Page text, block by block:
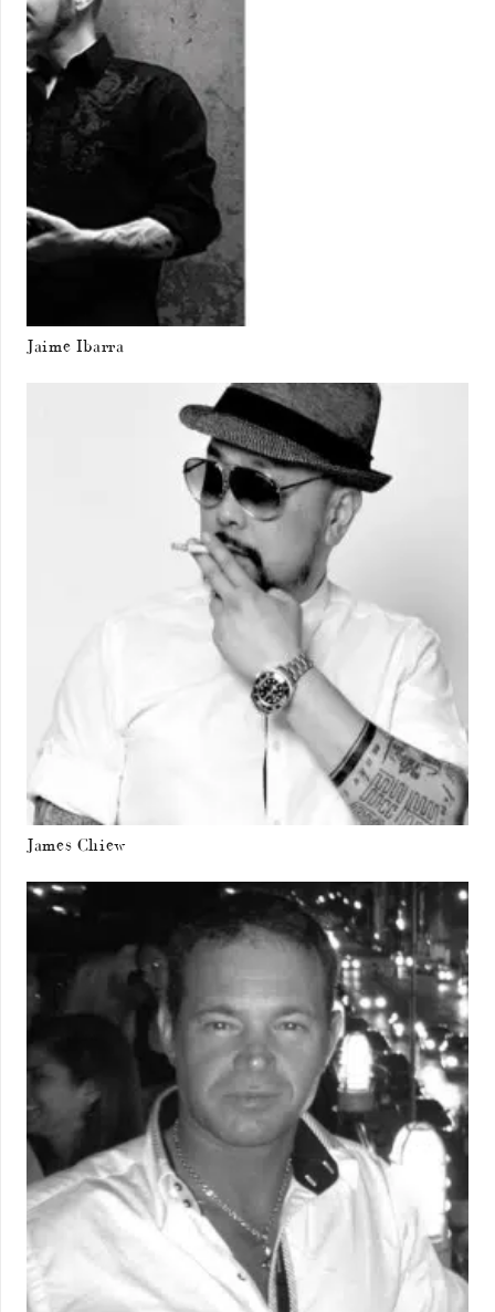
Jaime Ibarra
James Chiew